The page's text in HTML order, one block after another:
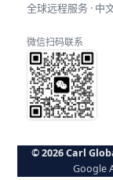
全球远程服务 · 中
微信扫码联系
© 2026 Carl
Google